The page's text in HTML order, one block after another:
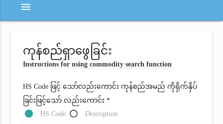
menu
ကုန်စည်ရှာဖွေခြင်း
Instructions for using commodity search function
HS Code ဖြင့် သော်လည်းကောင်း ကုန်စည်အမည် ကိုရိုက်နှိပ်
ခြင်းဖြင့်သော် လည်းကောင်း *
HS Code
Description